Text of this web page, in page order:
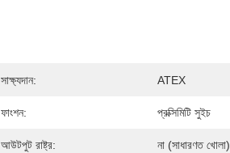
সাক্ষ্যদান: ATEX
ফাংশন: প্রক্সিমিটি সুইচ
আউটপুট রাষ্ট্র: না (সাধারণত খোলা)